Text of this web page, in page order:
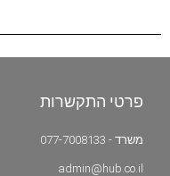
פרטי התקשרות
משרד - 077-7008133
admin@hub.co.il